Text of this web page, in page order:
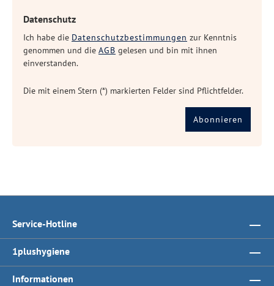
Datenschutz
Ich habe die Datenschutzbestimmungen zur Kenntnis
genommen und die AGB gelesen und bin mit ihnen
einverstanden.
Die mit einem Stern (*) markierten Felder sind Pflichtfelder.
Abonnieren
Service-Hotline
1plushygiene
Informationen